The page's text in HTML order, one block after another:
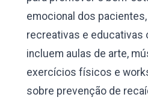
emocional dos
recreativas e educativas
incluem aulas de arte,
exercícios físicos e
sobre prevenção de